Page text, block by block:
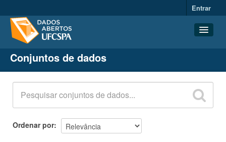
Entrar
Conjuntos de dados
Organizações
Grupos
Sobre
Conjuntos de dados
Ordenar por